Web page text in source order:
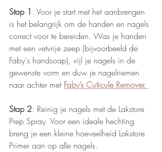
Stap 1 : Voor je start met het aanbrengen
is het belangrijk om de handen en nagels
correct voor te bereiden. Was je handen
met een vetvrije zeep (bijvoorbeeld de
Faby's handsoap), vijl je nagels in de
gewenste vorm en duw je nagelriemen
naar achter met Faby’s Cuticule Remover.
Stap 2: Reinig je nagels met de Lakstore
Prep Spray. Voor een ideale hechting
breng je een kleine hoeveelheid Lakstore
Primer aan op alle nagels.